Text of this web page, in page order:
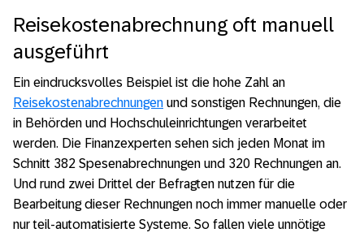
Reisekostenabrechnung oft manuell
ausgeführt
Ein eindrucksvolles Beispiel ist die hohe Zahl an
Reisekostenabrechnungen und sonstigen Rechnungen, die
in Behörden und Hochschuleinrichtungen verarbeitet
werden. Die Finanzexperten sehen sich jeden Monat im
Schnitt 382 Spesenabrechnungen und 320 Rechnungen an.
Und rund zwei Drittel der Befragten nutzen für die
Bearbeitung dieser Rechnungen noch immer manuelle oder
nur teil-automatisierte Systeme. So fallen viele unnötige